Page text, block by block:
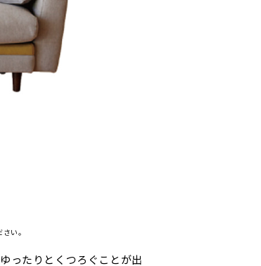
い。
ったりとくつろぐことが出